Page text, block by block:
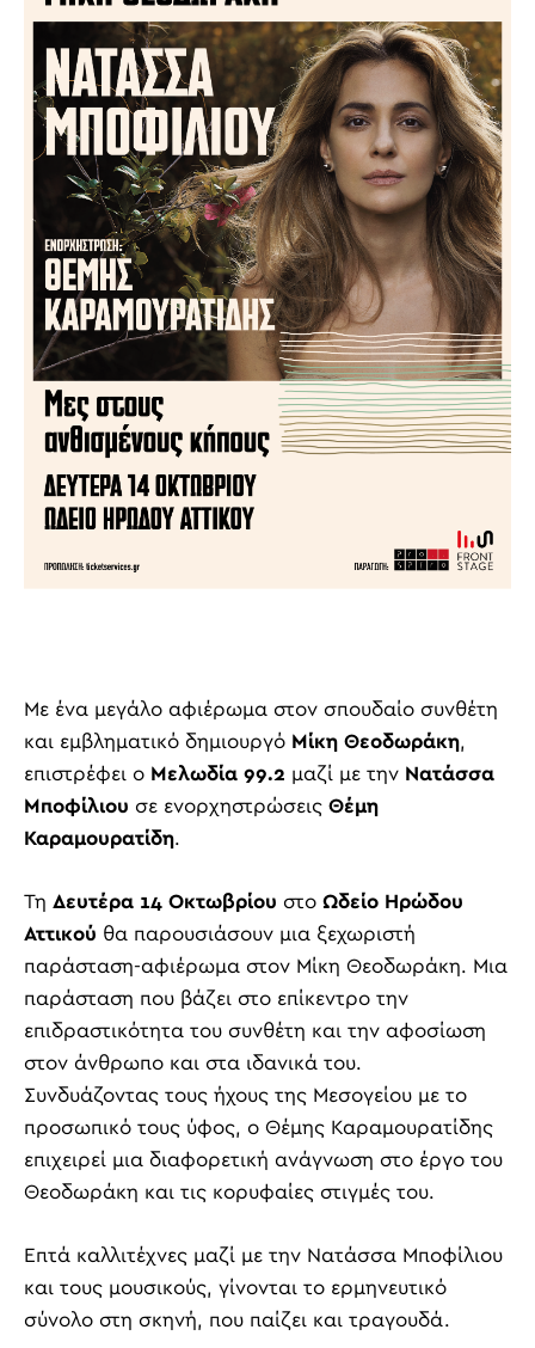
Με ένα μεγάλο αφιέρωμα στον σπουδαίο συνθέτη
και εμβληματικό δημιουργό Μίκη Θεοδωράκη,
επιστρέφει ο Μελωδία 99.2 μαζί με την Νατάσσα
Μποφίλιου σε ενορχηστρώσεις Θέμη
Καραμουρατίδη.
Τη Δευτέρα 14 Οκτωβρίου στο Ωδείο Ηρώδου
Αττικού θα παρουσιάσουν μια ξεχωριστή
παράσταση-αφιέρωμα στον Μίκη Θεοδωράκη. Μια
παράσταση που βάζει στο επίκεντρο την
επιδραστικότητα του συνθέτη και την αφοσίωση
στον άνθρωπο και στα ιδανικά του.
Συνδυάζοντας τους ήχους της Μεσογείου με το
προσωπικό τους ύφος, ο Θέμης Καραμουρατίδης
επιχειρεί μια διαφορετική ανάγνωση στο έργο του
Θεοδωράκη και τις κορυφαίες στιγμές του.
Επτά καλλιτέχνες μαζί με την Νατάσσα Μποφίλιου
και τους μουσικούς, γίνονται το ερμηνευτικό
σύνολο στη σκηνή, που παίζει και τραγουδά.